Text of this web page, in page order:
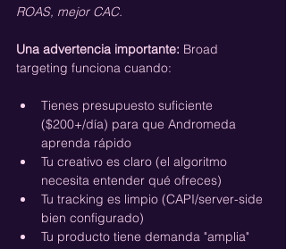
ROAS, mejor CAC.
Una advertencia importante: Broad
targeting funciona cuando:
Tienes presupuesto suficiente
($200+/día) para que Andromeda
aprenda rápido
Tu creativo es claro (el algoritmo
necesita entender qué ofreces)
Tu tracking es limpio (CAPI/server-side
bien configurado)
Tu producto tiene demanda "amplia"